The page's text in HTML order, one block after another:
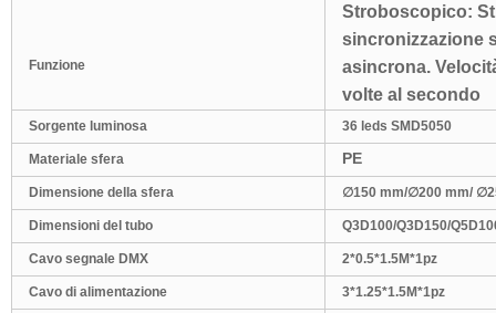
Funzione
Stroboscopico:
sincronizzazione
asincrona.
volte al secondo
Sorgente luminosa 36 leds SMD5050
Materiale sfera PE
Dimensione della sfera ∅150 mm/∅200 mm/∅
Dimensioni del tubo Q3D100/Q3D150/
Cavo segnale DMX 2*0.5*1.5M*1pz
Cavo di alimentazione 3*1.25*1.5M*1pz